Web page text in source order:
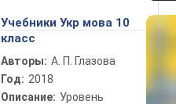
Учебники Укр мова 10
класс
Авторы: А. П. Глазова
Год: 2018
Описание: Уровень